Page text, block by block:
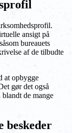
ansigt på
bureauets
af de tilbudte
at opbygge
gør det også
de mange
beskeder